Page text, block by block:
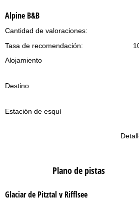
Alpine B&B
Cantidad de valoraciones:
Tasa de recomendación:
Alojamiento
Destino
Estación de esquí
Plano de pistas
Glaciar de Pitztal y Rifflsee